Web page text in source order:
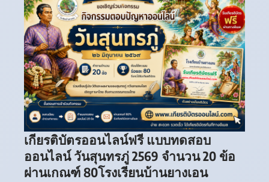
เกียรติบัตรออนไลน์ฟรี แบบทดสอบ
ออนไลน์ วันสุนทรภู่ 2569 จำนวน 20 ข้อ
ผ่านเกณฑ์ 80โรงเรียนบ้านยางเอน